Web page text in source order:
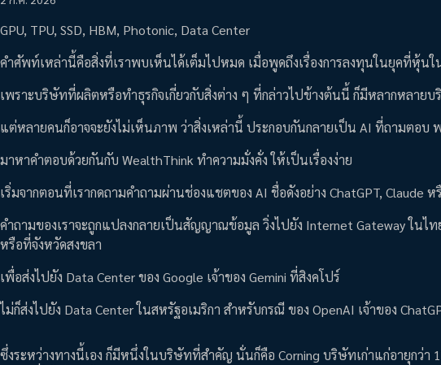
GPU, TPU, SSD, HBM, Photonic, Data Center
คำศัพท์เหล่านี้คือสิ่งที่เราพบเห็นได้เต็มไปหมด เมื่อพูดถึงเรื่องการลงทุนในยุคที่หุ้นใ
เพราะบริษัทที่ผลิตหรือทำธุรกิจเกี่ยวกับสิ่งต่าง ๆ ที่กล่าวไปข้างต้นนี้ ก็มีหลากหลาย
แต่หลายคนก็อาจจะยังไม่เห็นภาพ ว่าสิ่งเหล่านี้ ประกอบกันกลายเป็น AI ที่ถามตอบ พ
มาหาคำตอบด้วยกันกับ WealthThink ทำความมั่งคั่ง ให้เป็นเรื่องง่าย
เริ่มจากตอนที่เรากดถามคำถามผ่านช่องแชตของ AI ชื่อดังอย่าง ChatGPT, Claude ห
คำถามของเราจะถูกแปลงกลายเป็นสัญญาณข้อมูล วิ่งไปยัง Internet Gateway ในไ
หรือที่จังหวัดสงขลา
เพื่อส่งไปยัง Data Center ของ Google เจ้าของ Gemini ที่สิงคโปร์
ไม่ก็ส่งไปยัง Data Center ในสหรัฐอเมริกา สำหรับกรณี ของ OpenAI เจ้าของ
ซึ่งระหว่างทางนี้เอง ก็มีหนึ่งในบริษัทที่สำคัญ นั่นก็คือ Corning บริษัทเก่าแก่อายุกว่า